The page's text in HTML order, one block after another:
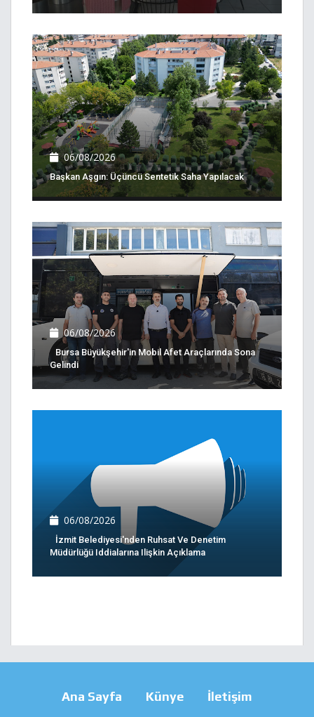
06/08/2026
Başkan Aşgın: Üçüncü Sentetik Saha Yapılacak
06/08/2026
Bursa Büyükşehir'in Mobil Afet Araçlarında Sona
Gelindi
06/08/2026
İzmit Belediyesi'nden Ruhsat Ve Denetim
Müdürlüğü Iddialarına Ilişkin Açıklama
Ana Sayfa Künye İletişim